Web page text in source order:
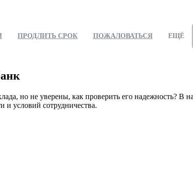
ПРОДЛИТЬ СРОК ПОЖАЛОВАТЬСЯ ЕЩЁ
но не уверены, как проверить его надежность?
и условий сотрудничества.